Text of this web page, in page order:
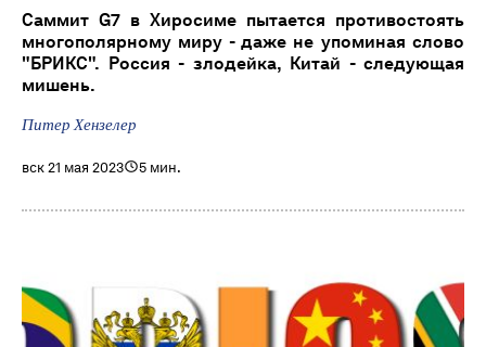
Саммит G7 в Хиросиме пытается противостоять
многополярному миру - даже не упоминая слово
"БРИКС". Россия - злодейка, Китай - следующая
мишень.
Питер Хензелер
вск 21 мая 2023 5 мин.